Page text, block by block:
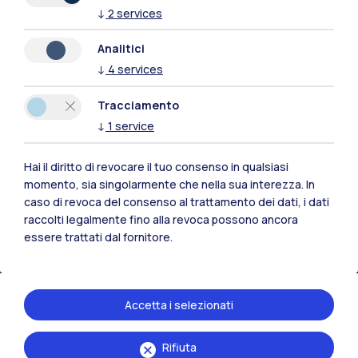
Milano Bovisa
Cremona
Lecco
Mantova
Xi'an
Naviga il sito
Contattaci
↓ 2 services
Analitici
↓ 4 services
Tracciamento
↓ 1 service
Hai il diritto di revocare il tuo consenso in qualsiasi
momento, sia singolarmente che nella sua interezza. In
caso di revoca del consenso al trattamento dei dati, i dati
raccolti legalmente fino alla revoca possono ancora
essere trattati dal fornitore.
Rifiuta
Accetta i selezionati